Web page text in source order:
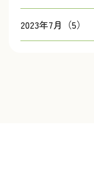
2023年7月（5）